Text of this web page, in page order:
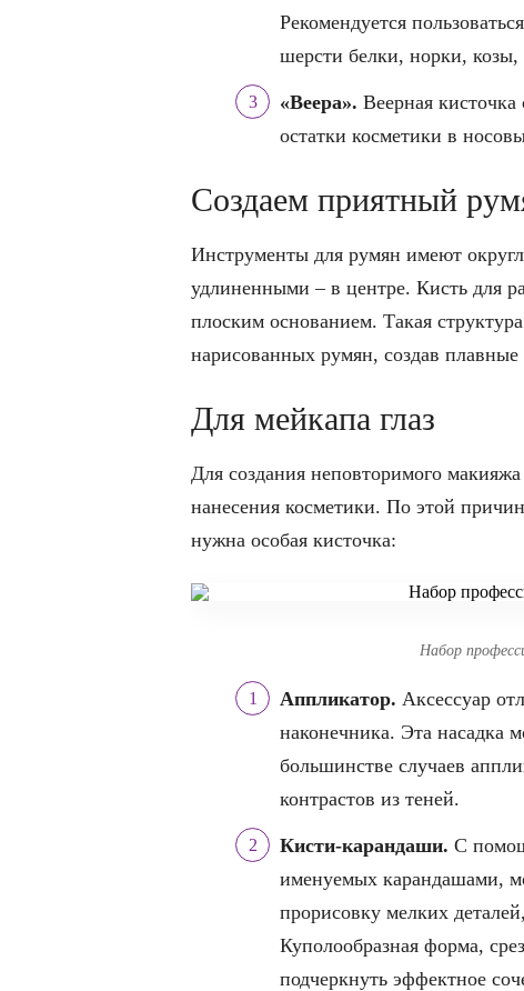
Рекомендуется
шерсти белки, норки,
«Веера». Веерная
остатки косметики в
Создаем приятный
Инструменты для румян имеют
удлиненными – в центре. Кисть для
плоским основанием. Такая
нарисованных румян, создав плавные
Для мейкапа глаз
Для создания неповторимого макияжа
нанесения косметики. По этой
нужна особая кисточка:
Набор
Аппликатор. Аксессуар
наконечника. Эта насадка
большинстве случаев
контрастов из теней.
Кисти-карандаши. С
именуемых карандашами,
прорисовку мелких
Куполообразная форма,
подчеркнуть эффектное